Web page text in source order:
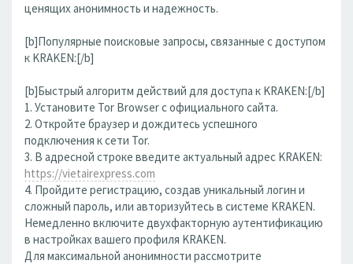
ценящих анонимность и надежность.
[b]Популярные поисковые запросы, связанные с доступом
к KRAKEN:[/b]
[b]Быстрый алгоритм действий для доступа к KRAKEN:[/b]
1. Установите Tor Browser с официального сайта.
2. Откройте браузер и дождитесь успешного
подключения к сети Tor.
3. В адресной строке введите актуальный адрес KRAKEN:
https://vietairexpress.com
4. Пройдите регистрацию, создав уникальный логин и
сложный пароль, или авторизуйтесь в системе KRAKEN.
Немедленно включите двухфакторную аутентификацию
в настройках вашего профиля KRAKEN.
Для максимальной анонимности рассмотрите